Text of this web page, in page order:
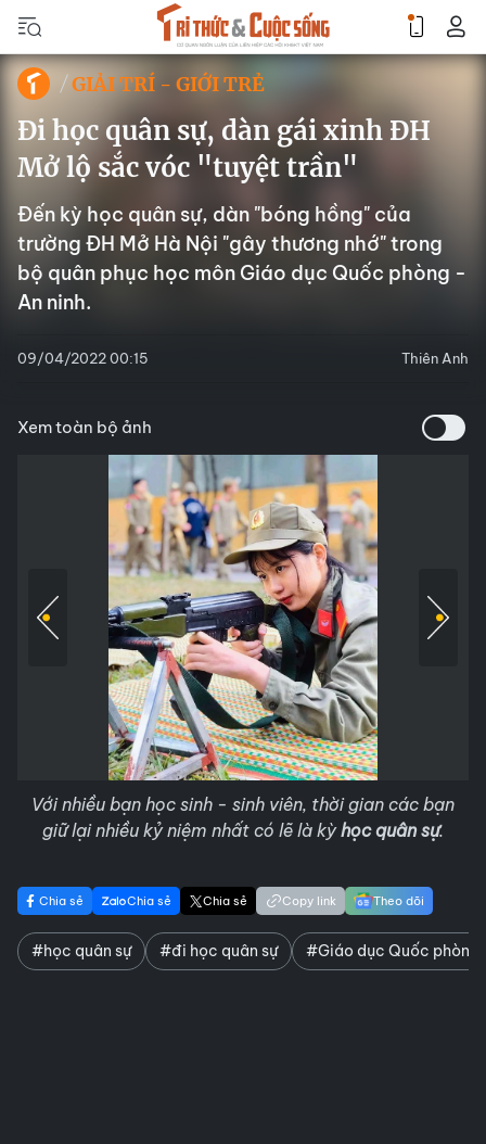
GIẢI TRÍ - GIỚI TRẺ
Đi học quân sự, dàn gái xinh ĐH
Mở lộ sắc vóc "tuyệt trần"
Đến kỳ học quân sự, dàn "bóng hồng" của
trường ĐH Mở Hà Nội "gây thương nhớ" trong
bộ quân phục học môn Giáo dục Quốc phòng -
An ninh.
09/04/2022 00:15 Thiên Anh
Xem toàn bộ ảnh
Với nhiều bạn học sinh - sinh viên, thời gian các bạn
giữ lại nhiều kỷ niệm nhất có lẽ là kỳhọc quân sự.
Chia sẻ Chia sẻ Chia sẻ Copy link Theo dõi
#học quân sự #đi học quân sự #Giáo dục Quốc phòng